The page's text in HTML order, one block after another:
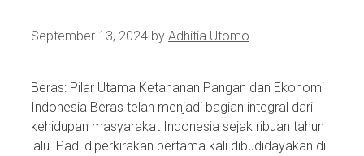
September 13, 2024 by Adhitia Utomo
Beras: Pilar Utama Ketahanan Pangan dan Ekonomi
Indonesia Beras telah menjadi bagian integral dari
kehidupan masyarakat Indonesia sejak ribuan tahun
lalu. Padi diperkirakan pertama kali dibudidayakan di